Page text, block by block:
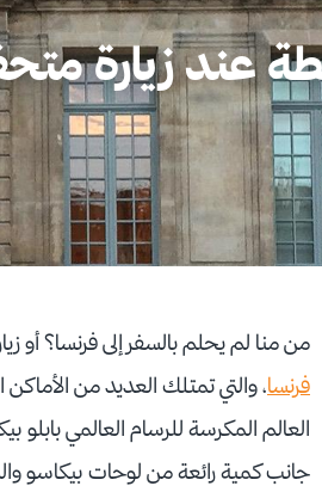
انشطة عند زيارة
من منا لم يحلم بالسفر إلى فرنسا؟ أو
فرنسا، والتي تمتلك العديد من
جانب كمية رائعة من لوحات بيكاسو